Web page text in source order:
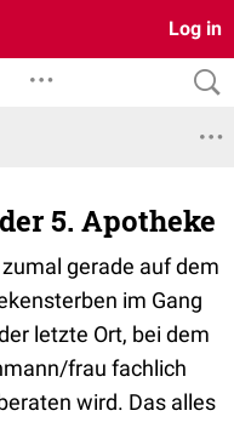
Log in
5. Apotheke
gerade auf dem
im Gang
letzte Ort, bei dem
frau fachlich
wird. Das alles